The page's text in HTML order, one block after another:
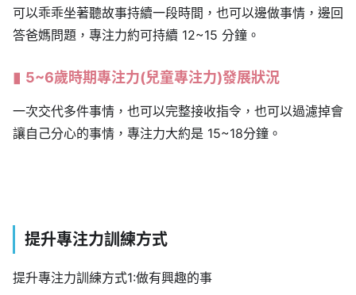
可以乖乖坐著聽故事持續一段時間，也可以邊做事情，邊回
答爸媽問題，專注力約可持續 12~15 分鐘。
5~6歲時期專注力(兒童專注力)發展狀況
一次交代多件事情，也可以完整接收指令，也可以過濾掉會
讓自己分心的事情，專注力大約是 15~18分鐘。
提升專注力訓練方式
提升專注力訓練方式1:做有興趣的事